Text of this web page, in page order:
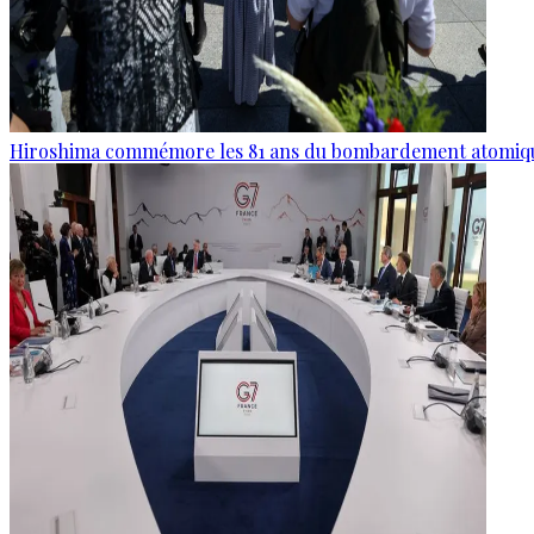
Hiroshima commémore les 81 ans du bombardement